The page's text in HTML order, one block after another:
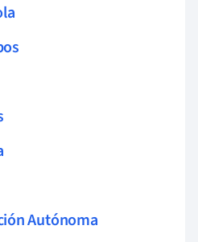
Autónoma